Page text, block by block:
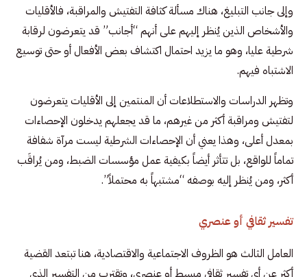
وإلى جانب التبليغ، هناك مسألة كثافة التفتيش والمراقبة، فالأقليات
والأشخاص الذين يُنظر إليهم على أنهم “أجانب” قد يتعرضون لرقابة
شرطية عليا، وهو ما يزيد احتمال اكتشاف بعض الأفعال أو حتى توسيع
الاشتباه فيهم.
وتظهر الدراسات والاستطلاعات أن المنتمين إلى الأقليات يتعرضون
لتفتيش ومراقبة أكثر من غيرهم، ما قد يجعلهم يدخلون الإحصاءات
بمعدل أعلى، وهذا يعني أن الإحصاءات الشرطية ليست مرآة شفافة
تماماً للواقع، بل تتأثر أيضاً بكيفية عمل مؤسسات الضبط، ومن يُراقَب
أكثر، ومن يُنظر إليه بوصفه “مشتبهاً به محتملاً”.
تفسير ثقافي أو عنصري
العامل الثالث هو الظروف الاجتماعية والاقتصادية، هنا تبتعد القضية